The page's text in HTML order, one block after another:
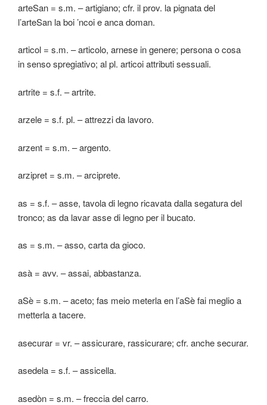
arteSan = s.m. – artigiano; cfr. il prov. la pignata del
l’arteSan la boi ’ncoi e anca doman.
articol = s.m. – articolo, arnese in genere; persona o cosa
in senso spregiativo; al pl. articoi attributi sessuali.
artrite = s.f. – artrite.
arzele = s.f. pl. – attrezzi da lavoro.
arzent = s.m. – argento.
arzipret = s.m. – arciprete.
as = s.f. – asse, tavola di legno ricavata dalla segatura del
tronco; as da lavar asse di legno per il bucato.
as = s.m. – asso, carta da gioco.
asà = avv. – assai, abbastanza.
aSè = s.m. – aceto; fas meio meterla en l’aSè fai meglio a
metterla a tacere.
asecurar = vr. – assicurare, rassicurare; cfr. anche securar.
asedela = s.f. – assicella.
asedòn = s.m. – freccia del carro.